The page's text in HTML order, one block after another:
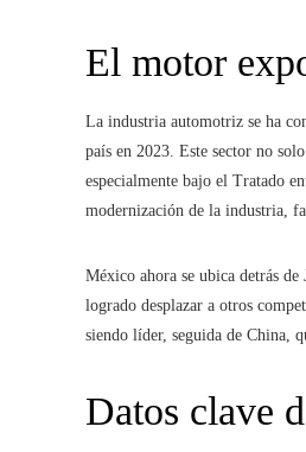
El motor
La industria automotriz se ha
país en 2023. Este sector no
especialmente bajo el Tratado
modernización de la industria,
México ahora se ubica detrás
logrado desplazar a otros
siendo líder, seguida de China,
Datos clave